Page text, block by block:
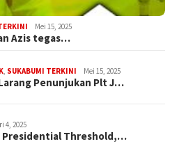
Mei 15, 2025
Azis tegas…
, SUKABUMI TERKINI Mei 15, 2025
Penunjukan Plt J…
4, 2025
Presidential Threshold,…